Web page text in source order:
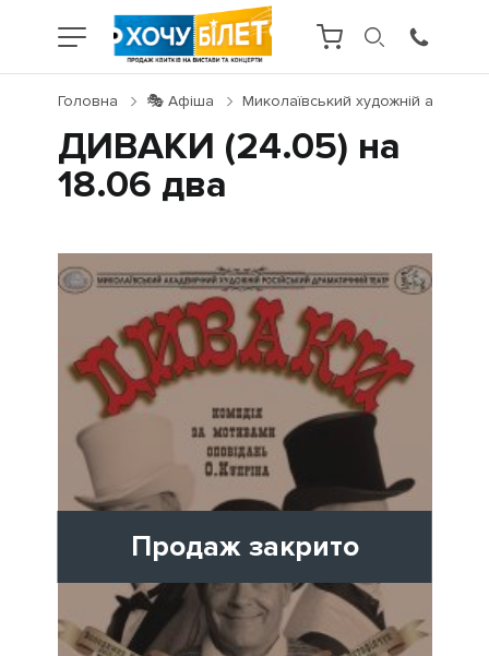
Головна 🎭 Афіша Миколаївський художній
ДИВАКИ (24.05) на
18.06 два
Продаж закрито